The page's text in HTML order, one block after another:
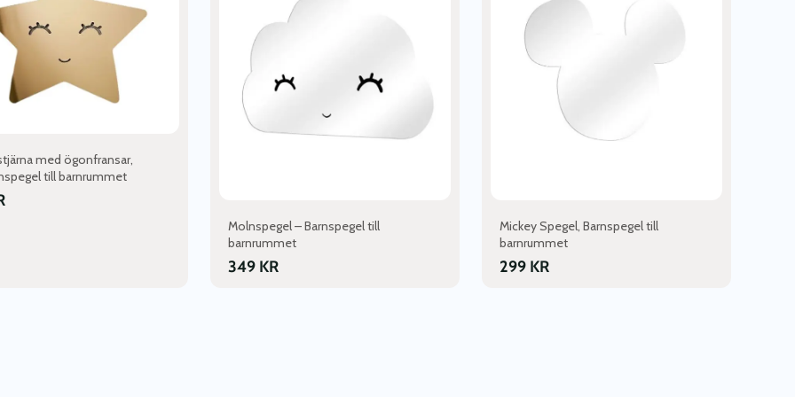
med ögonfransar,
till barnrummet
Molnspegel – Barnspegel till
barnrummet
349 KR
varianter.
alternativen
Mickey Spegel, Barnspegel till
barnrummet
299 KR